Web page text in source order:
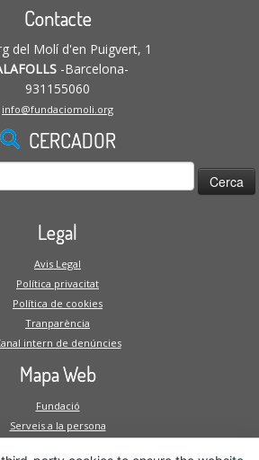
Contacte
del Molí d'en Puigvert, 1
-Barcelona-
931155060
info@fundaciomoli.org
CERCADOR
Legal
Avis Legal
Política privacitat
Política de cookies
Tranparència
intern de denúncies
Mapa Web
Fundació
Serveis a la persona